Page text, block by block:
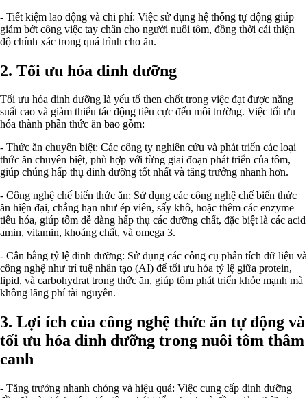
- Tiết kiệm lao động và chi phí: Việc sử dụng hệ thống tự động giúp
giảm bớt công việc tay chân cho người nuôi tôm, đồng thời cải thiện
độ chính xác trong quá trình cho ăn.
2. Tối ưu hóa dinh dưỡng
Tối ưu hóa dinh dưỡng là yếu tố then chốt trong việc đạt được năng
suất cao và giảm thiểu tác động tiêu cực đến môi trường. Việc tối ưu
hóa thành phần thức ăn bao gồm:
- Thức ăn chuyên biệt: Các công ty nghiên cứu và phát triển các loại
thức ăn chuyên biệt, phù hợp với từng giai đoạn phát triển của tôm,
giúp chúng hấp thụ dinh dưỡng tốt nhất và tăng trưởng nhanh hơn.
- Công nghệ chế biến thức ăn: Sử dụng các công nghệ chế biến thức
ăn hiện đại, chẳng hạn như ép viên, sấy khô, hoặc thêm các enzyme
tiêu hóa, giúp tôm dễ dàng hấp thụ các dưỡng chất, đặc biệt là các acid
amin, vitamin, khoáng chất, và omega 3.
- Cân bằng tỷ lệ dinh dưỡng: Sử dụng các công cụ phân tích dữ liệu và
công nghệ như trí tuệ nhân tạo (AI) để tối ưu hóa tỷ lệ giữa protein,
lipid, và carbohydrat trong thức ăn, giúp tôm phát triển khỏe mạnh mà
không lãng phí tài nguyên.
3. Lợi ích của công nghệ thức ăn tự động và
tối ưu hóa dinh dưỡng trong nuôi tôm thâm
canh
- Tăng trưởng nhanh chóng và hiệu quả: Việc cung cấp dinh dưỡng